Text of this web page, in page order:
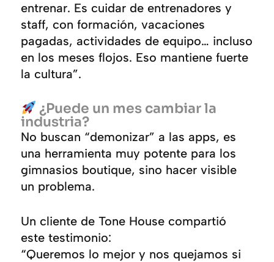
entrenar. Es cuidar de entrenadores y
staff, con formación, vacaciones
pagadas, actividades de equipo… incluso
en los meses flojos. Eso mantiene fuerte
la cultura”.
¿Puede un mes cambiar la
industria?
No buscan “demonizar” a las apps, es
una herramienta muy potente para los
gimnasios boutique, sino hacer visible
un problema.
Un cliente de Tone House compartió
este testimonio:
“Queremos lo mejor y nos quejamos si